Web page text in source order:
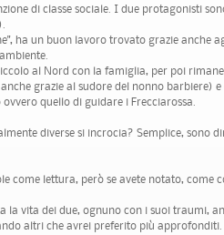
di classe sociale. I due protagonisti
ha un buon lavoro trovato grazie anche
al Nord con la famiglia, per poi
grazie al sudore del nonno barbiere)
quello di guidare i Frecciarossa.
diverse si incrocia? Semplice, sono
come lettura, però se avete notato, come
la vita dei due, ognuno con i suoi traumi,
altri che avrei preferito più approfonditi.